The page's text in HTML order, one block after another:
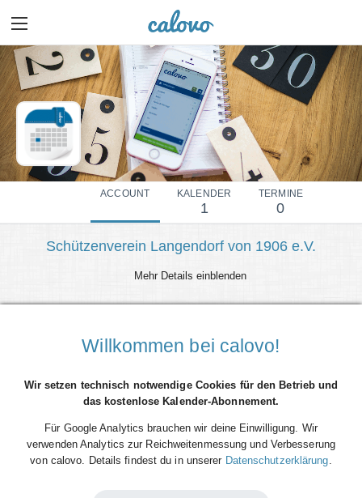
ACCOUNT KALENDER
1
TERMINE
0
Schützenverein Langendorf von 1906 e.V.
Mehr Details einblenden
Willkommen bei calovo!
Wir setzen technisch notwendige Cookies für den Betrieb und
das kostenlose Kalender-Abonnement.
Für Google Analytics brauchen wir deine Einwilligung. Wir
verwenden Analytics zur Reichweitenmessung und Verbesserung
von calovo. Details findest du in unserer Datenschutzerklärung.